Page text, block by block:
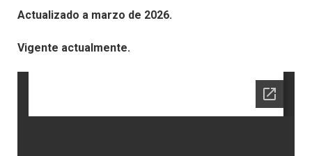
Actualizado a marzo de 2026.
Vigente actualmente.